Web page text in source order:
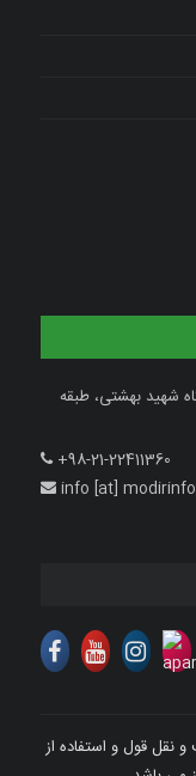
شهید بهشتی، طبقه
+98-21-22411360
info [at]
قول و استفاده از